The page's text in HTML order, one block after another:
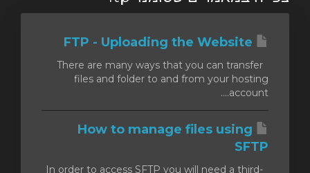
There are many ways that you can transfer
files and folder to and from your hosting
account....
How to manage files using
SFTP
In order to access SFTP you will need a third-